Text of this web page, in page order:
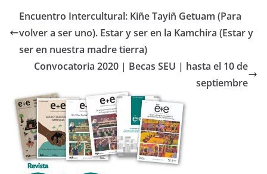
b
o
o
k
er
Encuentro Intercultural: Kiñe Tayiñ Getuam (Para
volver a ser uno). Estar y ser en la Kamchira (Estar y
ser en nuestra madre tierra)
Convocatoria 2020 | Becas SEU | hasta el 10 de
septiembre